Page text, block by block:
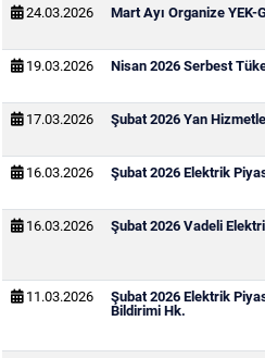
24.03.2026
Mart Ayı Organize YEK-
19.03.2026 Nisan 2026 Serbest
17.03.2026 Şubat 2026 Yan
16.03.2026 Şubat 2026 Elektrik
16.03.2026 Şubat 2026 Vadeli
11.03.2026
Şubat 2026 Elektrik
Bildirimi Hk.